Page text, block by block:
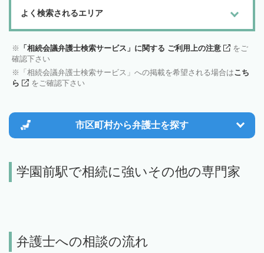
よく検索されるエリア
「相続会議弁護士検索サービス」に関する ご利用上の注意
をご
確認下さい
「相続会議弁護士検索サービス」への掲載を希望される場合はこち
ら
をご確認下さい
市区町村から弁護士を探す
学園前駅で相続に強いその他の専門家
弁護士への相談の流れ